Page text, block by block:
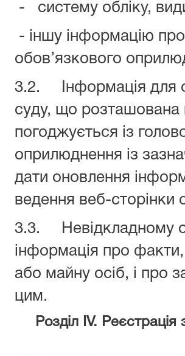
- систему обліку,
- іншу інформацію
обов’язкового
3.2. Інформація для
суду, що розташована
погоджується із
оприлюднення із
дати оновлення
ведення веб-сторінки
3.3. Невідкладному
інформація про
або майну осіб, і про
цим.
Розділ IV.